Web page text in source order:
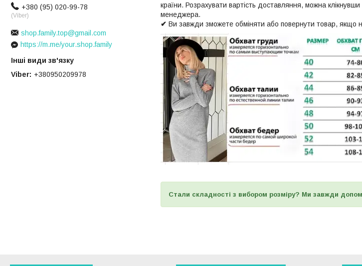
країни. Розрахувати вартість доставляння, можна
менеджера.
✔ Ви завжди зможете обміняти або повернути товар, якщо
Стали складності з вибором розміру? Ми завжди
+380 (95) 020-99-78
(Viber)
shop.family.top@gmail.com
https://m.me/your.shop.family
Інші види зв'язку
Viber
+380950209978